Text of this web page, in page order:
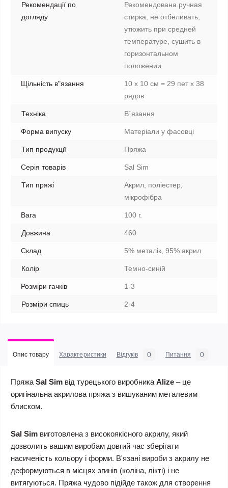
Рекомендації по
догляду
Рекомендована ручная
стирка, не отбеливать,
утюжить при средней
температуре, сушить в
горизонтальном
положении
Щільність в"язання
10 х 10 см = 29 пет х 38
рядов
Техніка В`язання
Форма випуску Матеріали у фасовці
Тип продукції Пряжа
Серія товарів Sal Sim
Тип пряжі
Акрил, поліестер,
мікрофібра
Вага 100 г.
Довжина 460
Склад 5% металік, 95% акрил
Колір Темно-синій
Розміри гачків 1-3
Розміри спиць 2-4
Опис товару Характеристики Відгуків 0 Питання 0
Пряжа Sal Sim від турецького виробника Alize – це
оригінальна акрилова пряжа з вишуканим металевим
блиском.
Sal Sim виготовлена з високоякісного акрилу, який
дозволить вашим виробам довгий час зберігати
насиченість кольору і форми. В'язані вироби з акрилу не
деформуються в місцях згинів (коліна, лікті) і не
витягуються. Пряжа чудово підійде також для створення